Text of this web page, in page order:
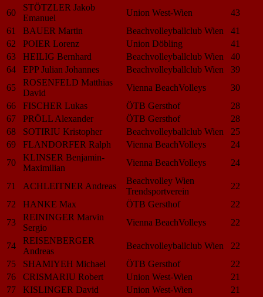
60
STÖTZLER Jakob
Emanuel
Union West-Wien
43
61
BAUER Martin Beachvolleyballclub Wien
41
62
POIER Lorenz Union Döbling
41
63
HEILIG Bernhard Beachvolleyballclub Wien
40
64
EPP Julian Johannes Beachvolleyballclub Wien
39
65
ROSENFELD Matthias
David
Vienna BeachVolleys
30
66
FISCHER Lukas ÖTB Gersthof
28
67
PRÖLL Alexander ÖTB Gersthof
28
68
SOTIRIU Kristopher Beachvolleyballclub Wien
25
69
FLANDORFER Ralph Vienna BeachVolleys
24
70
KLINSER Benjamin-
Maximilian
Vienna BeachVolleys 24
71 ACHLEITNER Andreas
Beachvolley Wien
Trendsportverein
22
72
HANKE Max ÖTB Gersthof
22
73
REININGER Marvin
Sergio
Vienna BeachVolleys 22
74
REISENBERGER
Andreas
Beachvolleyballclub Wien
22
75
SHAMIYEH Michael ÖTB Gersthof
22
76
CRISMARIU Robert Union West-Wien
21
77
KISLINGER David Union West-Wien
21